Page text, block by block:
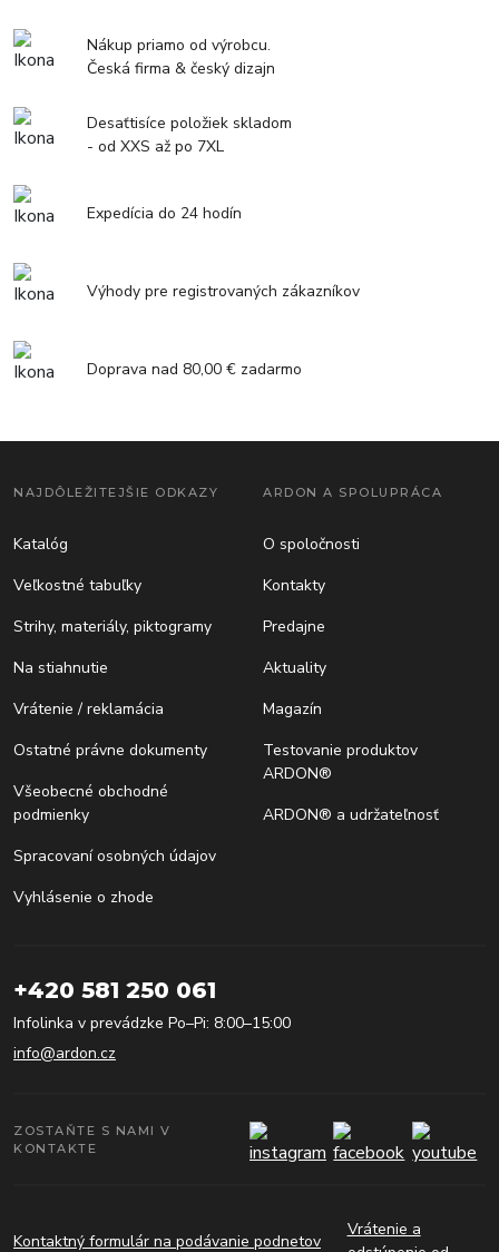
Nákup priamo od výrobcu.
Česká firma & český dizajn
Desaťtisíce položiek skladom
- od XXS až po 7XL
Expedícia do 24 hodín
Výhody pre registrovaných zákazníkov
Doprava nad 80,00 € zadarmo
NAJDÔLEŽITEJŠIE ODKAZY
Katalóg
Veľkostné tabuľky
Strihy, materiály, piktogramy
Na stiahnutie
Vrátenie / reklamácia
Ostatné právne dokumenty
Všeobecné obchodné
podmienky
Spracovaní osobných údajov
Vyhlásenie o zhode
ARDON A SPOLUPRÁCA
O spoločnosti
Kontakty
Predajne
Aktuality
Magazín
Testovanie produktov
ARDON®
ARDON® a udržateľnosť
+420 581 250 061
Infolinka v prevádzke Po–Pi: 8:00–15:00
info@ardon.cz
ZOSTAŇTE S NAMI V
KONTAKTE
Kontaktný formulár na podávanie podnetov
Vrátenie a